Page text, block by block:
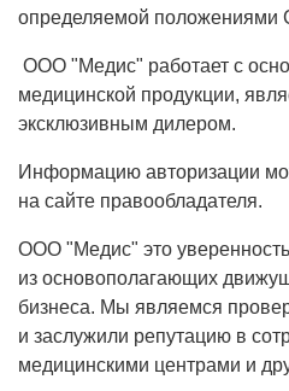
определяемой положениями
ООО "Медис" работает с
медицинской продукции,
эксклюзивным дилером.
Информацию авторизации
на сайте правообладателя.
ООО "Медис" это
из основополагающих
бизнеса. Мы являемся
и заслужили репутацию в
медицинскими центрами и